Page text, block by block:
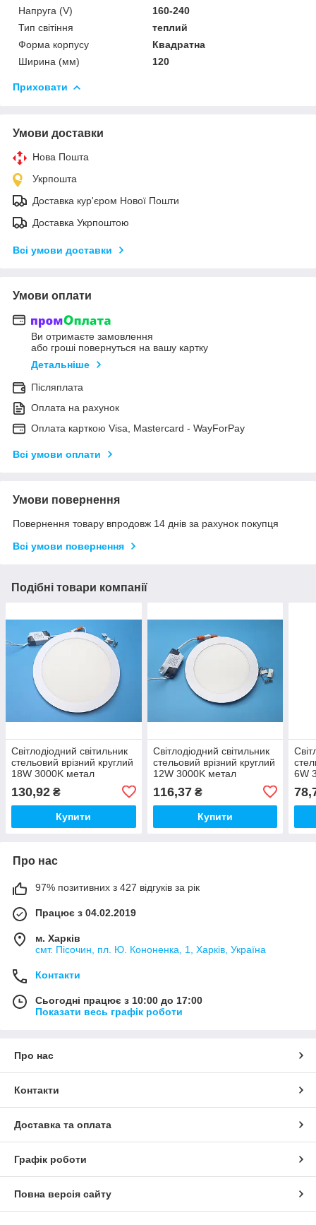
Напруга (V)
160-240
Тип світіння
теплий
Форма корпусу
Квадратна
Ширина (мм)
120
Приховати
Умови доставки
Нова Пошта
Укрпошта
Доставка кур'єром Нової Пошти
Доставка Укрпоштою
Всі умови доставки
Умови оплати
Ви отримаєте замовлення
або гроші повернуться на вашу картку
Детальніше
Післяплата
Оплата на рахунок
Оплата карткою Visa, Mastercard - WayForPay
Всі умови оплати
Умови повернення
Повернення товару впродовж 14 днів за рахунок покупця
Всі умови повернення
Подібні товари компанії
Світлодіодний світильник
стельовий врізний круглий
18W 3000K метал
130,92 ₴
Купити
Світлодіодний світильник
стельовий врізний круглий
12W 3000K метал
116,37₴
Купити
6W
Про нас
97% позитивних з 427 відгуків за рік
Працює з 04.02.2019
м. Харків
смт. Пісочин, пл. Ю. Кононенка, 1, Харків, Україна
Контакти
Сьогодні працює з 10:00 до 17:00
Показати весь графік роботи
Про нас
Контакти
Доставка та оплата
Графік роботи
Повна версія сайту